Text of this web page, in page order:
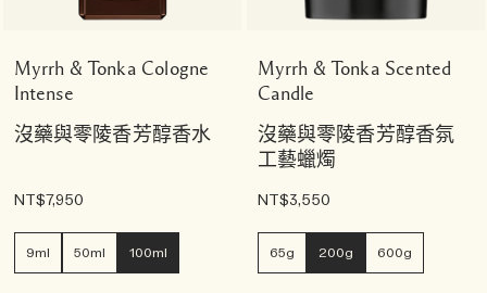
Myrrh & Tonka Cologne
Intense
沒藥與零陵香芳醇香水
NT$7,950
9ml 50ml 100ml
Myrrh & Tonka Scented
Candle
沒藥與零陵香芳醇香氛
工藝蠟燭
NT$3,550
65g 200g 600g